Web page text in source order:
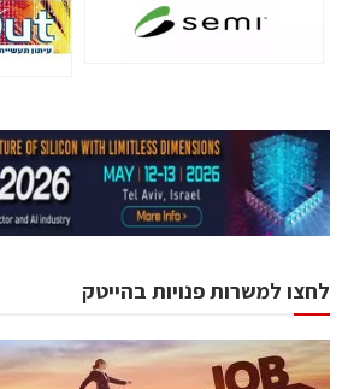
לחצו למשרות פנויות בהייטק